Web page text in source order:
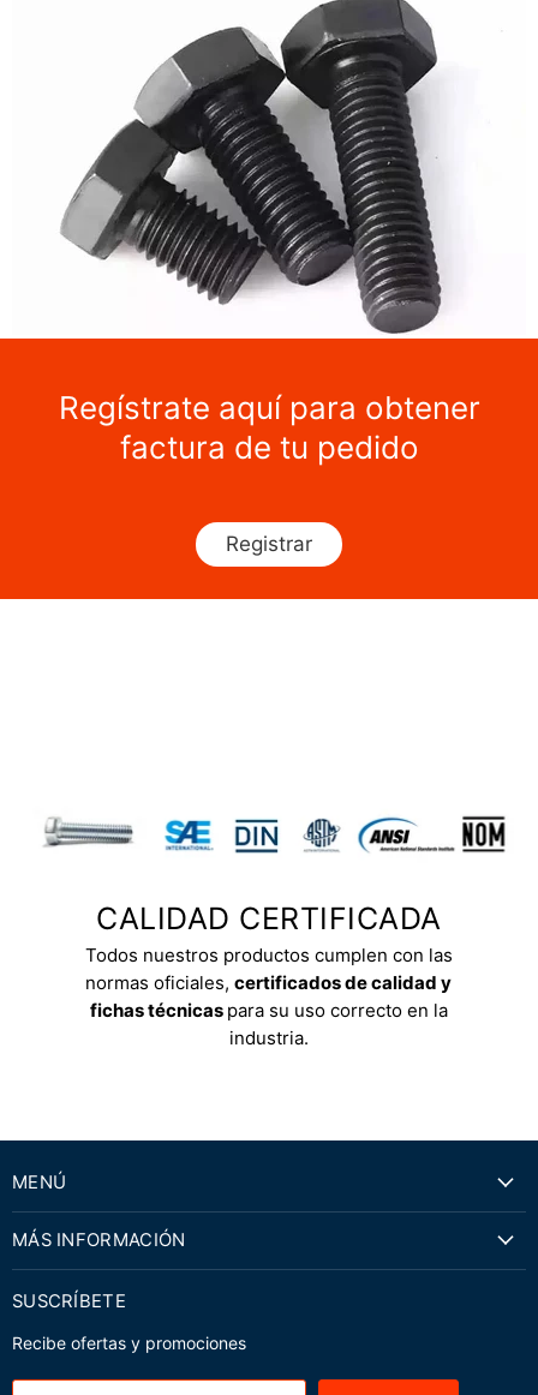
Regístrate aquí para obtener
factura de tu pedido
Registrar
CALIDAD CERTIFICADA
Todos nuestros productos cumplen con las
normas oficiales,certificados de calidad y
fichas técnicas para su uso correcto en la
industria.
MENÚ
MÁS INFORMACIÓN
SUSCRÍBETE
Recibe ofertas y promociones